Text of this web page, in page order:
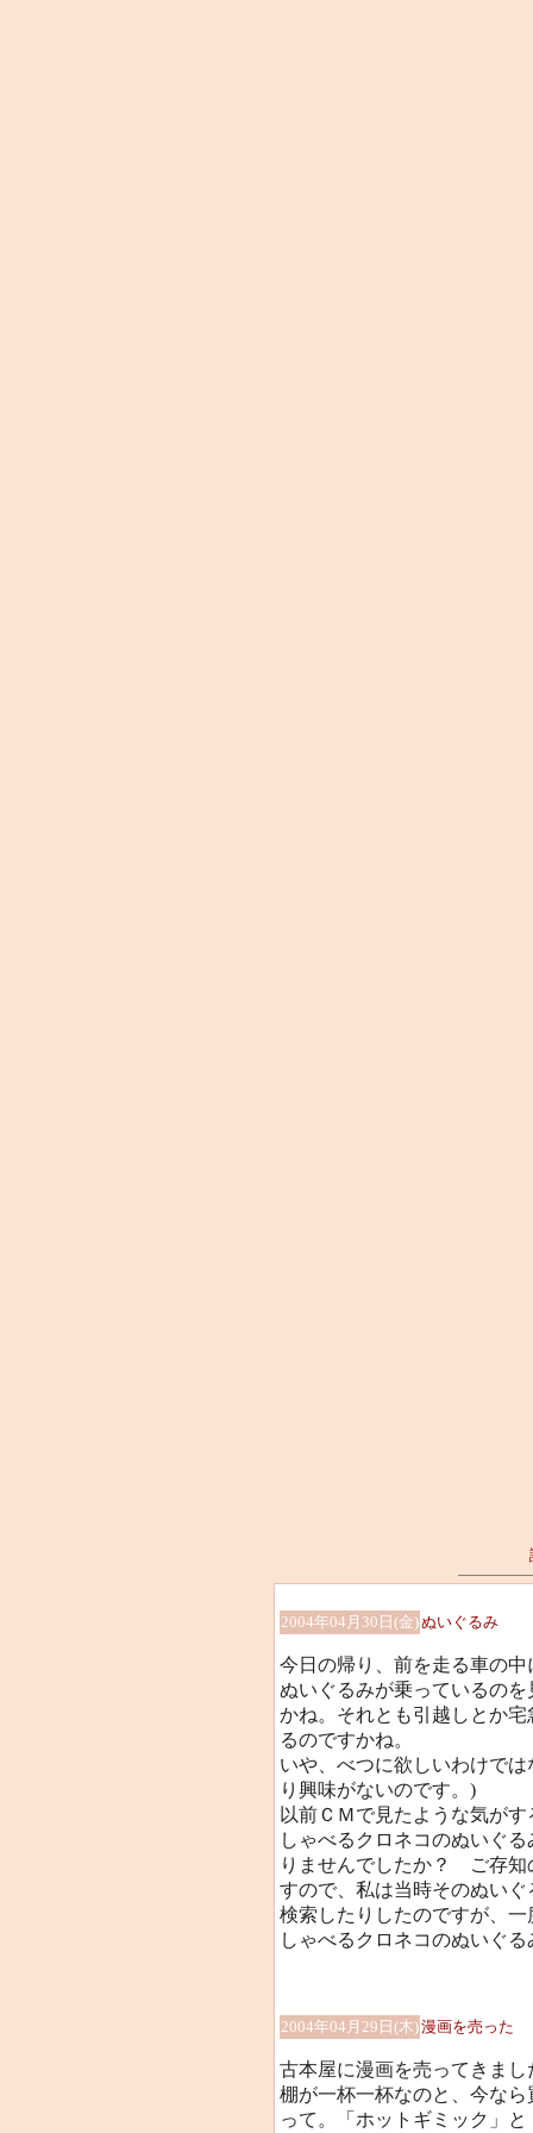
2004年04月30日(金)ぬいぐるみ
今日の帰り、前を走る車の
ぬいぐるみが乗っているの
かね。それとも引越しとか
るのですかね。
いや、べつに欲しいわけで
り興味がないのです。)
以前ＣＭで見たような気が
しゃべるクロネコのぬいぐ
りませんでしたか？ ご存知
すので、私は当時そのぬい
検索したりしたのですが、
しゃべるクロネコのぬいぐ
2004年04月29日(木)漫画を売った
古本屋に漫画を売ってきま
棚が一杯一杯なのと、今な
って。「ホットギミック」